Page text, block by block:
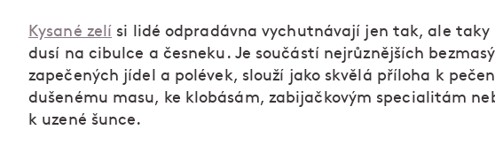
Kysané zelí si lidé odpradávna vychutnávají jen tak, ale taky
dusí na cibulce a česneku. Je součástí nejrůznějších
zapečených jídel a polévek, slouží jako skvělá příloha k
dušenému masu, ke klobásám, zabijačkovým specialitám
k uzené šunce.